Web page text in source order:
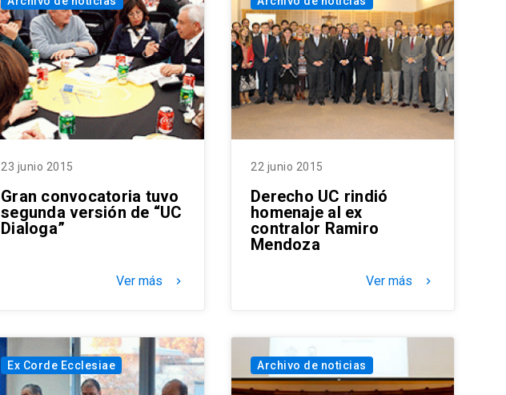
23 junio 2015
Gran convocatoria tuvo
segunda versión de “UC
Dialoga”
Ver más keyboard_arrow_right
22 junio 2015
Derecho UC rindió
homenaje al ex
contralor Ramiro
Mendoza
Ver más keyboard_arrow_right
Ex Corde Ecclesiae Archivo de noticias